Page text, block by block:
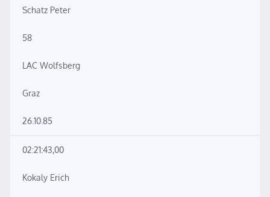
Schatz Peter
58
LAC Wolfsberg
Graz
26.10.85
02:21:43,00
Kokaly Erich